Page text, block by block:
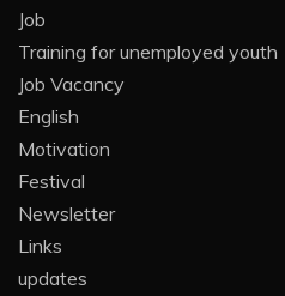
Job
Training for unemployed youth
Job Vacancy
English
Motivation
Festival
Newsletter
Links
updates